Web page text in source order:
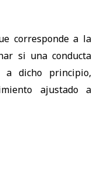
corresponde a la
si una conducta
a dicho principio,
ajustado a